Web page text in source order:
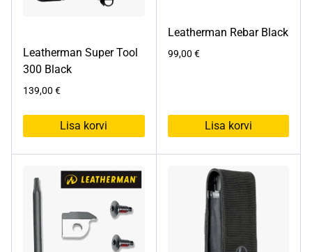
Leatherman Super Tool
300 Black
139,00 €
Lisa korvi
Leatherman Rebar Black
99,00 €
Lisa korvi